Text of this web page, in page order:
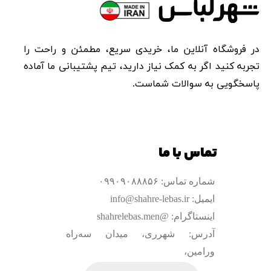
تماس با ما
شماره تماس: ۰۹۹۰۹۰۸۸۸۵۶
ایمیل: info@shahre-lebas.ir
اینستاگرام: @shahrelebas.men
آدرس: شهرری، میدان سه‌راه
ورامین،
در فروشگاه آنلاین ما، خریدی سریع، مطمئن و راحت را
تجربه کنید اگر به کمک نیاز دارید، تیم پشتیبانی ما آماده
پاسخگویی به سوالات شماست.​​​​​​​